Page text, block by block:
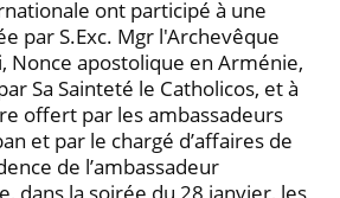
ont participé à une
par S.Exc. Mgr l'Archevêque
Nonce apostolique en Arménie,
Sa Sainteté le Catholicos, et à
offert par les ambassadeurs
et par le chargé d’affaires de
de l’ambassadeur